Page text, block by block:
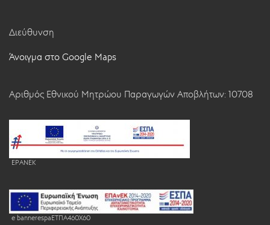
Διεύθυνση
Άνοιγμα στο Google Maps
Αριθμός Εθνικού Μητρώου Παραγωγών Αποβλήτων: 10708
EPANEK
e bannerespaEΤΠΑ460X60